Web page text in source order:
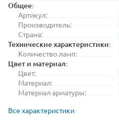
Общее:
Артикул:
Производитель:
Страна:
Технические характеристики:
Количество ламп:
Цвет и материал:
Цвет:
Материал:
Материал арматуры:
Все характеристики